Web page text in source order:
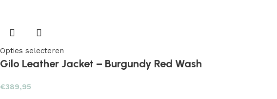
Opties selecteren
Gilo Leather Jacket – Burgundy Red Wash
€389,95